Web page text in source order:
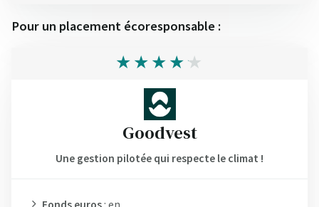
Pour un placement écoresponsable :
Goodvest
Une gestion pilotée qui respecte le climat !